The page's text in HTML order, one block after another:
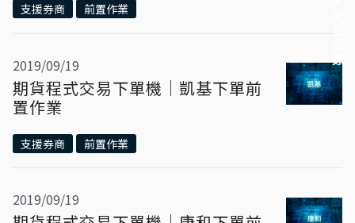
支援券商 前置作業
2019/09/19
期貨程式交易下單機｜凱基下單前
置作業
支援券商 前置作業
2019/09/19
文章分類